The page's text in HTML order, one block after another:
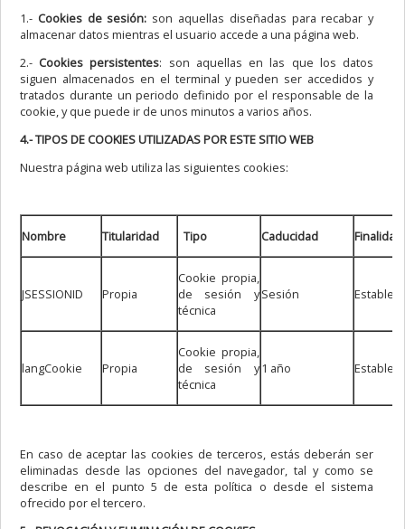
1.- Cookies de sesión: son aquellas diseñadas para recabar y
almacenar datos mientras el usuario accede a una página web.
2.- Cookies persistentes: son aquellas en las que los datos
siguen almacenados en el terminal y pueden ser accedidos y
tratados durante un periodo definido por el responsable de la
cookie, y que puede ir de unos minutos a varios años.
4.- TIPOS DE COOKIES UTILIZADAS POR ESTE SITIO WEB
Nuestra página web utiliza las siguientes cookies:
Nombre Titularidad Tipo Caducidad Finalidad
JSESSIONID Propia
Cookie propia,
de sesión y
técnica
Sesión
langCookie Propia
Cookie propia,
de sesión y
técnica
1 año
En caso de aceptar las cookies de terceros, estás deberán ser
eliminadas desde las opciones del navegador, tal y como se
describe en el punto 5 de esta política o desde el sistema
ofrecido por el tercero.